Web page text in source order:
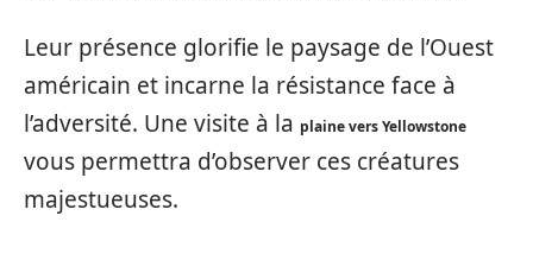
Leur présence glorifie le paysage de l’Ouest
américain et incarne la résistance face à
l’adversité. Une visite à la plaine vers Yellowstone
vous permettra d’observer ces créatures
majestueuses.